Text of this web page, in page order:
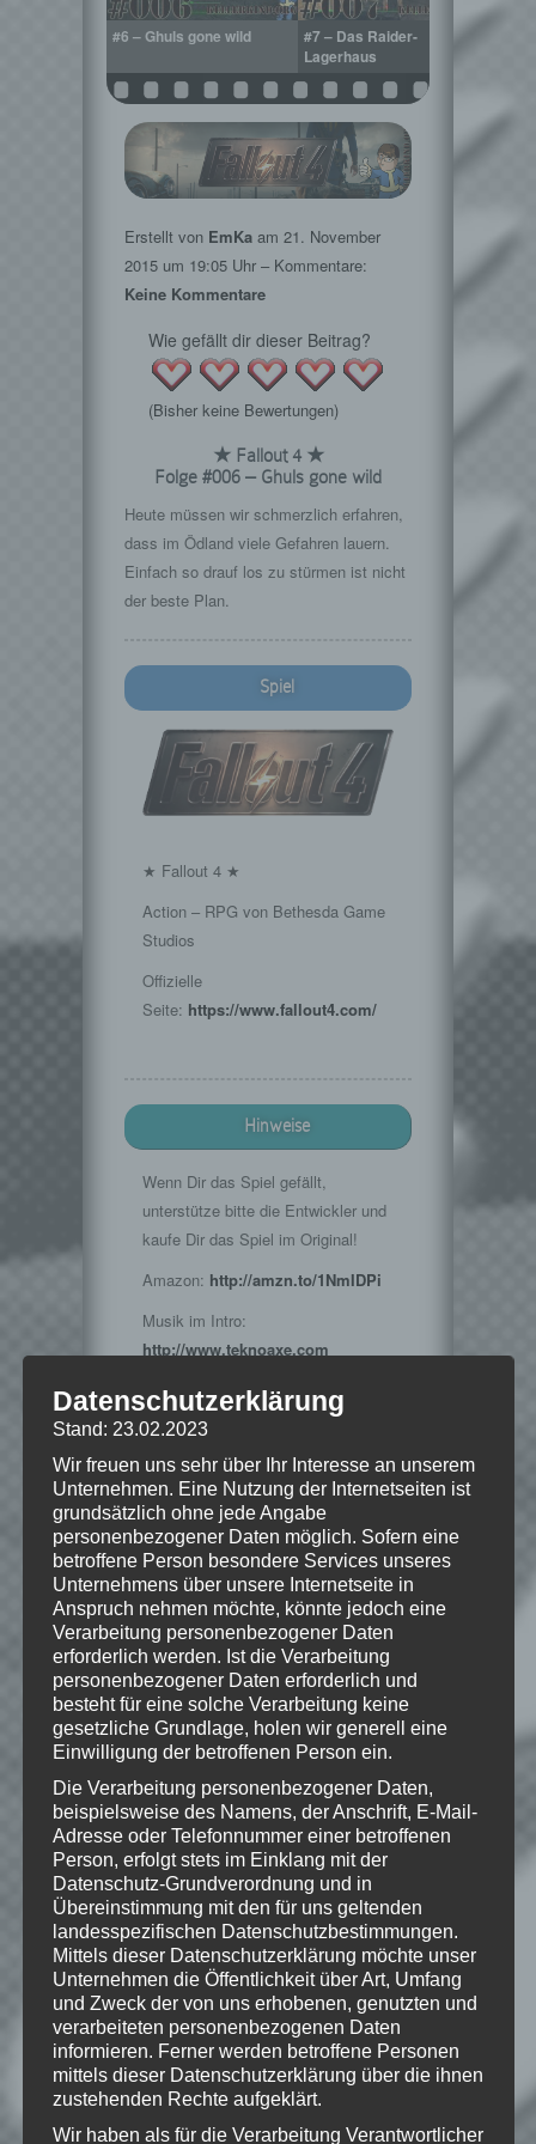
#6 – Ghuls gone wild
#7 – Das Raider-
Lagerhaus
Erstellt von EmKa am 21. November
2015 um 19:05 Uhr – Kommentare:
Keine Kommentare
Wie gefällt dir dieser Beitrag?
(Bisher keine Bewertungen)
★ Fallout 4 ★
Folge #006 – Ghuls gone wild
Heute müssen wir schmerzlich erfahren,
dass im Ödland viele Gefahren lauern.
Einfach so drauf los zu stürmen ist nicht
der beste Plan.
Spiel
★ Fallout 4 ★
Action – RPG von Bethesda Game
Studios
Offizielle
Seite: https://www.fallout4.com/
Hinweise
Wenn Dir das Spiel gefällt,
unterstütze bitte die Entwickler und
kaufe Dir das Spiel im Original!
Amazon: http://amzn.to/1NmIDPi
Musik im Intro:
http://www.teknoaxe.com
© 2015 Bethesda Softworks LLC, ein
ZeniMax-Media-Unternehmen. Bethesda,
Bethesda Softworks, Bethesda Game
Studios, ZeniMax und die dazugehörigen
Logos sind Marken oder eingetragene
Marken von ZeniMax Media Inc. in den
USA und/oder anderen Ländern. Alle
übrigen Marken und Handelsnamen sind
Eigentum ihrer jeweiligen Rechteinhaber.
Alle Rechte vorbehalten.
Wie gefällt dir dieser Beitrag?
Klicke hier und lasse
eine Bewertung da!
Schreibe einen Kommentar
Deine E-Mail-Adresse wird nicht
veröffentlicht. Erforderliche Felder
sind mit*markiert
Kommentar*
Datenschutzerklärung
Stand: 23.02.2023
Wir freuen uns sehr über Ihr Interesse an unserem
Unternehmen. Eine Nutzung der Internetseiten ist
grundsätzlich ohne jede Angabe
personenbezogener Daten möglich. Sofern eine
betroffene Person besondere Services unseres
Unternehmens über unsere Internetseite in
Anspruch nehmen möchte, könnte jedoch eine
Verarbeitung personenbezogener Daten
erforderlich werden. Ist die Verarbeitung
personenbezogener Daten erforderlich und
besteht für eine solche Verarbeitung keine
gesetzliche Grundlage, holen wir generell eine
Einwilligung der betroffenen Person ein.
Die Verarbeitung personenbezogener Daten,
beispielsweise des Namens, der Anschrift, E-Mail-
Adresse oder Telefonnummer einer betroffenen
Person, erfolgt stets im Einklang mit der
Datenschutz-Grundverordnung und in
Übereinstimmung mit den für uns geltenden
landesspezifischen Datenschutzbestimmungen.
Mittels dieser Datenschutzerklärung möchte unser
Unternehmen die Öffentlichkeit über Art, Umfang
und Zweck der von uns erhobenen, genutzten und
verarbeiteten personenbezogenen Daten
informieren. Ferner werden betroffene Personen
mittels dieser Datenschutzerklärung über die ihnen
zustehenden Rechte aufgeklärt.
Wir haben als für die Verarbeitung Verantwortlicher